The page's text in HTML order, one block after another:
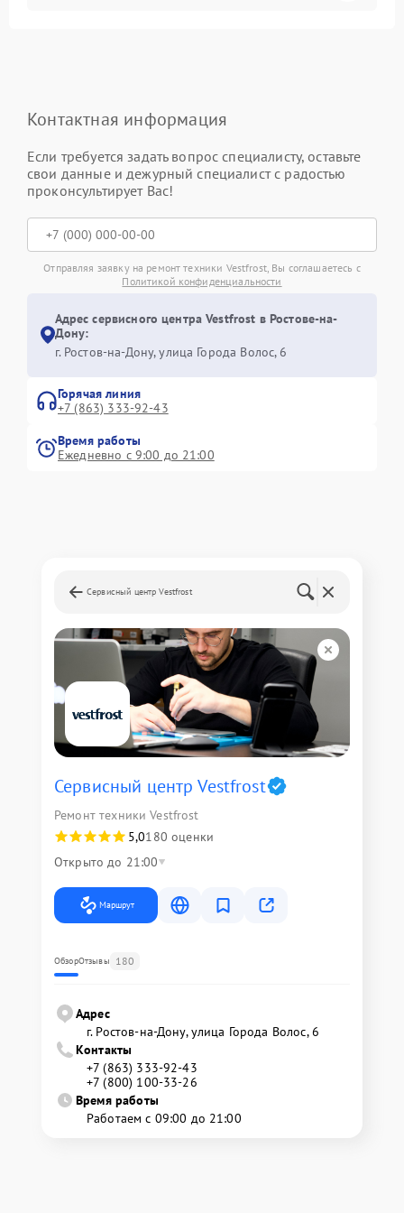
Контактная информация
Если требуется задать вопрос специалисту, оставьте
свои данные и дежурный специалист с радостью
проконсультирует Вас!
Отправляя заявку на ремонт техники Vestfrost, Вы соглашаетесь с
Политикой конфиденциальности
Адрес сервисного центра Vestfrost в Ростове-на-
Дону:
г. Ростов-на-Дону, улица Города Волос, 6
Горячая линия
+7 (863) 333-92-43
Время работы
Ежедневно с 9:00 до 21:00
Сервисный центр Vestfrost
Сервисный центр Vestfrost
Ремонт техники Vestfrost
5,0180 оценки
Открыто до 21:00
Маршрут
ОбзорОтзывы 180
Адрес
г. Ростов-на-Дону, улица Города Волос, 6
Контакты
+7 (863) 333-92-43
+7 (800) 100-33-26
Время работы
Работаем с 09:00 до 21:00